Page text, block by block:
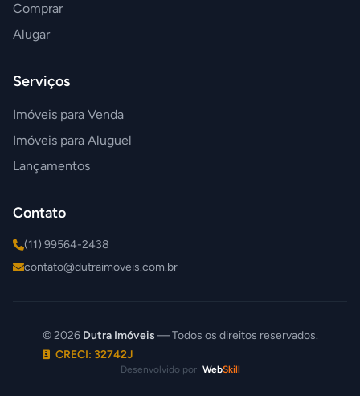
Comprar
Alugar
Serviços
Imóveis para Venda
Imóveis para Aluguel
Lançamentos
Contato
(11) 99564-2438
contato@dutraimoveis.com.br
© 2026 Dutra Imóveis — Todos os direitos reservados.
CRECI: 32742J
Desenvolvido por WebSkill